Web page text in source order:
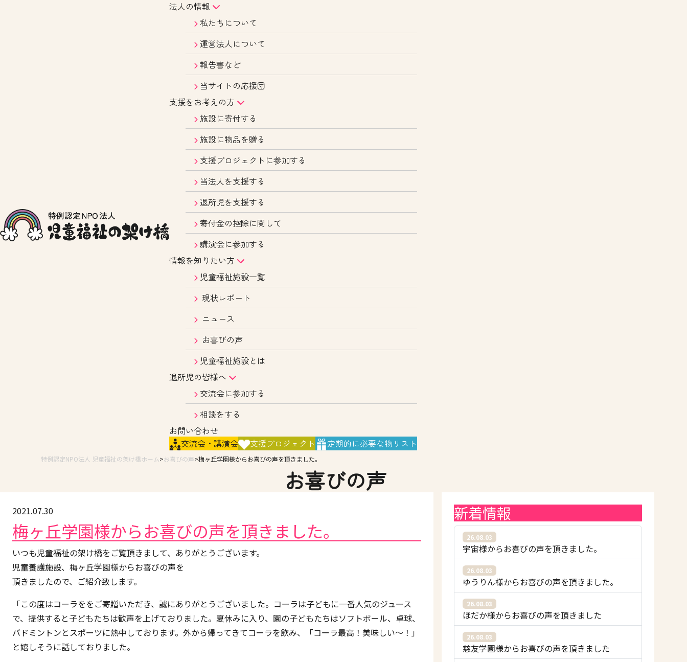
法人の情報
私たちについて
運営法人について
報告書など
当サイトの応援団
支援をお考えの方
施設に寄付する
施設に物品を贈る
支援プロジェクトに参加する
当法人を支援する
退所児を支援する
寄付金の控除に関して
講演会に参加する
情報を知りたい方
児童福祉施設一覧
現状レポート
ニュース
お喜びの声
児童福祉施設とは
退所児の皆様へ
交流会に参加する
相談をする
お問い合わせ
交流会・講演会
支援プロジェクト 定期的に必要な物リスト
特例認定NPO法人 児童福祉の架け橋ホーム お喜びの声 梅ヶ丘学園様からお喜びの声を頂きました。
お喜びの声
2021.07.30
梅ヶ丘学園様からお喜びの声を頂きました。
いつも児童福祉の架け橋をご覧頂きまして、ありがとうございます。
児童養護施設、梅ヶ丘学園様からお喜びの声を
頂きましたので、ご紹介致します。
「この度はコーラををご寄贈いただき、誠にありがとうございました。コーラは子どもに一番人気のジュース
で、提供すると子どもたちは歓声を上げておりました。夏休みに入り、園の子どもたちはソフトボール、卓球、
バドミントンとスポーツに熱中しております。外から帰ってきてコーラを飲み、「コーラ最高！美味しい～！」
と嬉しそうに話しておりました。
新着情報
26.08.03
宇宙様からお喜びの声を頂きました。
26.08.03
ゆうりん様からお喜びの声を頂きました。
26.08.03
ほだか様からお喜びの声を頂きました
26.08.03
慈友学園様からお喜びの声を頂きました